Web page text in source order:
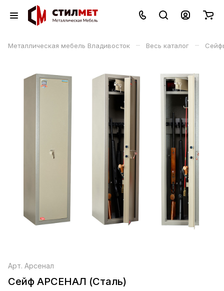
Металлическая мебель Владивосток – Весь каталог –
Арт. Арсенал
Сейф АРСЕНАЛ (Сталь)